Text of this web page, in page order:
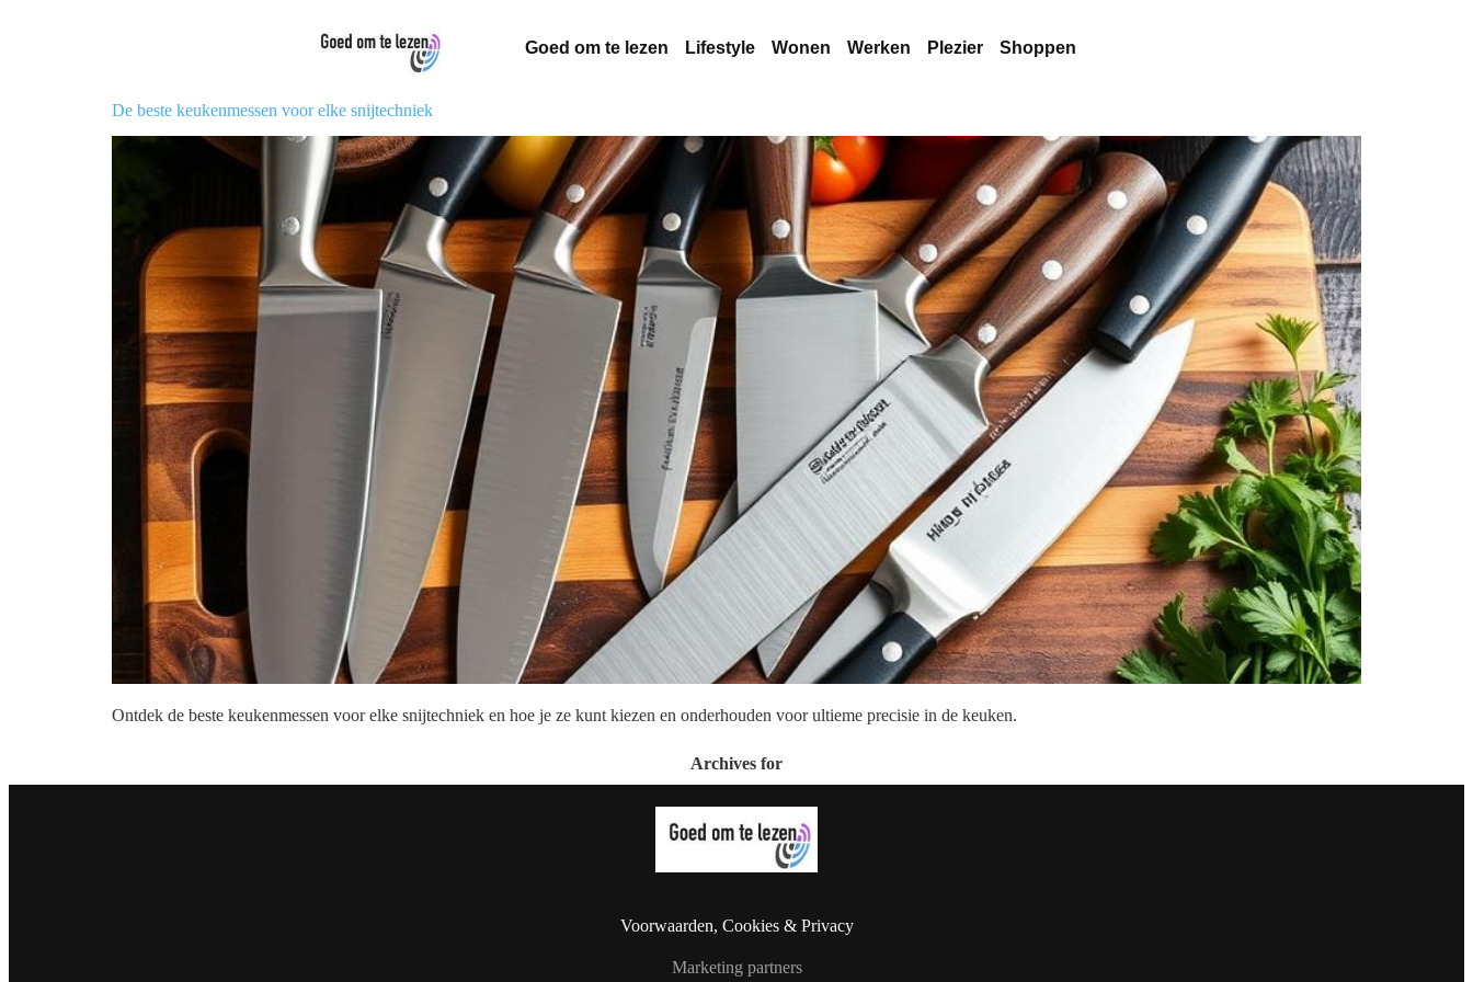
Goed om te lezen Lifestyle Wonen Werken Plezier Shoppen
De beste keukenmessen voor elke snijtechniek
Ontdek de beste keukenmessen voor elke snijtechniek en hoe je ze kunt kiezen en onderhouden voor ultieme precisie in de keuken.
Archives for
Voorwaarden, Cookies & Privacy
Marketing partners